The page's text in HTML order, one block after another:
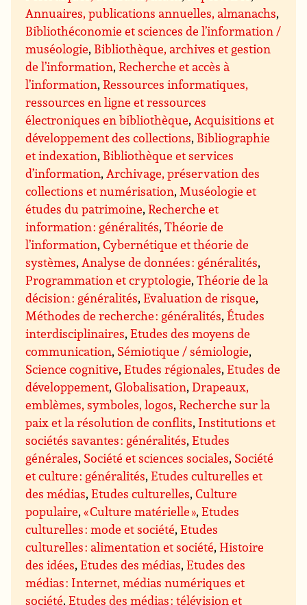
Annuaires, publications annuelles, almanachs,
Bibliothéconomie et sciences de l’information /
muséologie, Bibliothèque, archives et gestion
de l’information,Recherche et accès à
l’information,Ressources informatiques,
ressources en ligne et ressources
électroniques en bibliothèque,Acquisitions et
développement des collections, Bibliographie
et indexation, Bibliothèque et services
d’information,Archivage, préservation des
collections et numérisation,Muséologie et
études du patrimoine,Recherche et
information : généralités,Théorie de
l’information,Cybernétique et théorie de
systèmes,Analyse de données : généralités,
Programmation et cryptologie,Théorie de la
décision : généralités,Evaluation de risque,
Méthodes de recherche : généralités,Études
interdisciplinaires,Etudes des moyens de
communication, Sémiotique / sémiologie,
Science cognitive,Etudes régionales,Etudes de
développement,Globalisation,Drapeaux,
emblèmes, symboles, logos,Recherche sur la
paix et la résolution de conflits, Institutions et
sociétés savantes : généralités,Etudes
générales, Société et sciences sociales, Société
et culture : généralités,Etudes culturelles et
des médias,Etudes culturelles,Culture
populaire,« Culture matérielle »,Etudes
culturelles : mode et société,Etudes
culturelles : alimentation et société,Histoire
des idées,Etudes des médias,Etudes des
médias : Internet, médias numériques et
société,Etudes des médias : télévision et